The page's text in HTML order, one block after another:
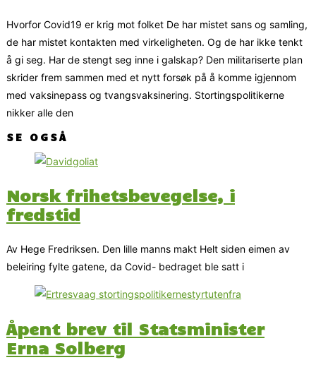
Hvorfor Covid19 er krig mot folket De har mistet sans og samling,
de har mistet kontakten med virkeligheten. Og de har ikke tenkt
å gi seg. Har de stengt seg inne i galskap? Den militariserte plan
skrider frem sammen med et nytt forsøk på å komme igjennom
med vaksinepass og tvangsvaksinering. Stortingspolitikerne
nikker alle den
SE OGSÅ
Norsk frihetsbevegelse, i
fredstid
Av Hege Fredriksen. Den lille manns makt Helt siden eimen av
beleiring fylte gatene, da Covid- bedraget ble satt i
Åpent brev til Statsminister
Erna Solberg